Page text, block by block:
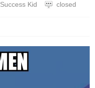
Success Kid closed